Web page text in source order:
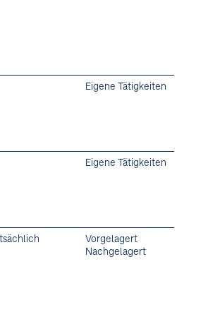
Eigene Tätigkeiten
Eigene Tätigkeiten
Vorgelagert
Nachgelagert